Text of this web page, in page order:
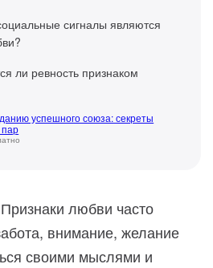
сигналы являются
ли ревность признаком
успешного союза: секреты
пар
Признаки любви часто
внимание, желание
своими мыслями и